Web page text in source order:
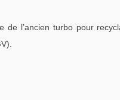
l’ancien turbo pour